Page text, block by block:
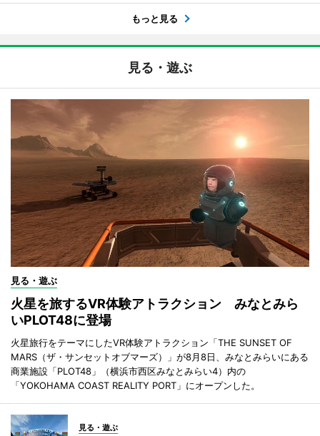
もっと見る
見る・遊ぶ
見る・遊ぶ
火星を旅するVR体験アトラクション みなとみら
いPLOT48に登場
火星旅行をテーマにしたVR体験アトラクション「THE SUNSET OF
MARS（ザ・サンセットオブマーズ）」が8月8日、みなとみらいにある
商業施設「PLOT48」（横浜市西区みなとみらい4）内の
「YOKOHAMA COAST REALITY PORT」にオープンした。
見る・遊ぶ